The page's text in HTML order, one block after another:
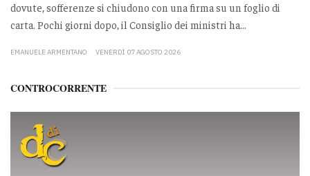
dovute, sofferenze si chiudono con una firma su un foglio di
carta. Pochi giorni dopo, il Consiglio dei ministri ha...
EMANUELE ARMENTANO VENERDÌ 07 AGOSTO 2026
CONTROCORRENTE